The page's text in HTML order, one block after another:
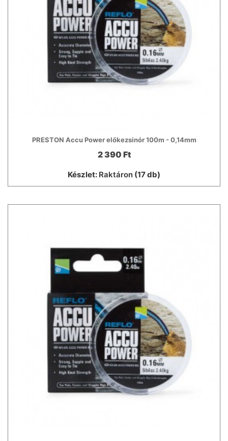
PRESTON Accu Power előkezsinór 100m - 0,14mm
2 390 Ft
Készlet: Raktáron (17 db)